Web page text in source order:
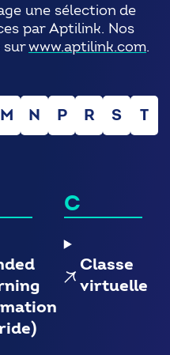
une sélection de
par Aptilink. Nos
surwww.aptilink.com.
M N P R S T
C
Classe
virtuelle